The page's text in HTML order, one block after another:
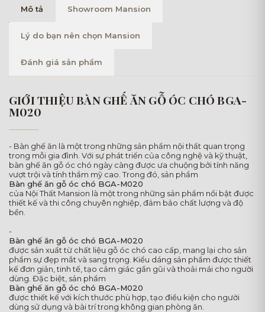
Mô tả Showroom Mansion
Lý do bạn nên chọn Mansion
Đánh giá sản phẩm
GIỚI THIỆU BÀN GHẾ ĂN GỖ ÓC CHÓ BGA-
M020
- Bàn ghế ăn là một trong những sản phẩm nội thất quan trọng
trong mỗi gia đình. Với sự phát triển của công nghệ và kỹ thuật,
bàn ghế ăn gỗ óc chó ngày càng được ưa chuộng bởi tính năng
vượt trội và tính thẩm mỹ cao. Trong đó, sản phẩm
Bàn ghế ăn gỗ óc chó BGA-M020
của Nội Thất Mansion là một trong những sản phẩm nổi bật được
thiết kế và thi công chuyên nghiệp, đảm bảo chất lượng và độ
bền.
-
Bàn ghế ăn gỗ óc chó BGA-M020
được sản xuất từ chất liệu gỗ óc chó cao cấp, mang lại cho sản
phẩm sự đẹp mắt và sang trọng. Kiểu dáng sản phẩm được thiết
kế đơn giản, tinh tế, tạo cảm giác gần gũi và thoải mái cho người
dùng. Đặc biệt, sản phẩm
Bàn ghế ăn gỗ óc chó BGA-M020
được thiết kế với kích thước phù hợp, tạo điều kiện cho người
dùng sử dụng và bài trí trong không gian phòng ăn.